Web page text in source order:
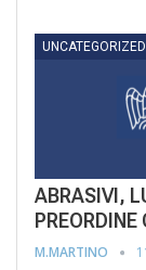
UNCATEGORIZED
ABRASIVI,
M.MARTINO